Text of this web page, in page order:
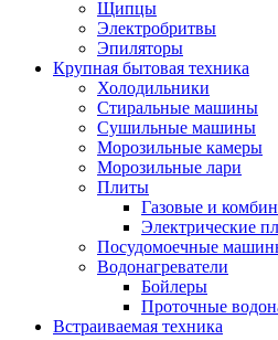
Тепловые
Тепловые
Увлажнители
Радиаторы
Медицинская
Назальные
Стетоскопы
Термометры
Тонометры
Аудио-видео
Аксессуары
Щипцы
Электробритвы
Эпиляторы
Крупная бытовая техника
Холодильники
Стиральные машины
Сушильные машины
Морозильные камеры
Морозильные лари
Плиты
Газовые и
Электрические
Посудомоечные
Водонагреватели
Бойлеры
Проточные
Встраиваемая техника